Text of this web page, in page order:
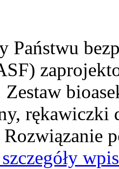
Państwu
Zestaw
rękawiczki
Rozwiązanie